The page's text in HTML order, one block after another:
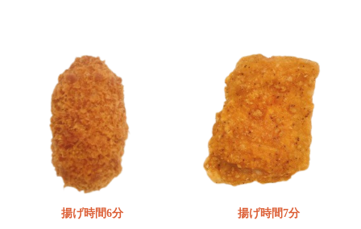
揚げ時間6分 揚げ時間7分